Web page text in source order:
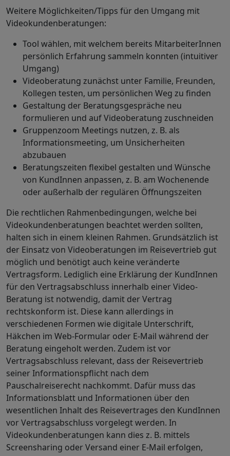
Weitere Möglichkeiten/Tipps für den Umgang mit
Videokundenberatungen:
Tool wählen, mit welchem bereits MitarbeiterInnen
persönlich Erfahrung sammeln konnten (intuitiver
Umgang)
Videoberatung zunächst unter Familie, Freunden,
Kollegen testen, um persönlichen Weg zu finden
Gestaltung der Beratungsgespräche neu
formulieren und auf Videoberatung zuschneiden
Gruppenzoom Meetings nutzen, z. B. als
Informationsmeeting, um Unsicherheiten
abzubauen
Beratungszeiten flexibel gestalten und Wünsche
von KundInnen anpassen, z. B. am Wochenende
oder außerhalb der regulären Öffnungszeiten
Die rechtlichen Rahmenbedingungen, welche bei
Videokundenberatungen beachtet werden sollten,
halten sich in einem kleinen Rahmen. Grundsätzlich ist
der Einsatz von Videoberatungen im Reisevertrieb gut
möglich und benötigt auch keine veränderte
Vertragsform. Lediglich eine Erklärung der KundInnen
für den Vertragsabschluss innerhalb einer Video-
Beratung ist notwendig, damit der Vertrag
rechtskonform ist. Diese kann allerdings in
verschiedenen Formen wie digitale Unterschrift,
Häkchen im Web-Formular oder E-Mail während der
Beratung eingeholt werden. Zudem ist vor
Vertragsabschluss relevant, dass der Reisevertrieb
seiner Informationspflicht nach dem
Pauschalreiserecht nachkommt. Dafür muss das
Informationsblatt und Informationen über den
wesentlichen Inhalt des Reisevertrages den KundInnen
vor Vertragsabschluss vorgelegt werden. In
Videokundenberatungen kann dies z. B. mittels
Screensharing oder Versand einer E-Mail erfolgen,